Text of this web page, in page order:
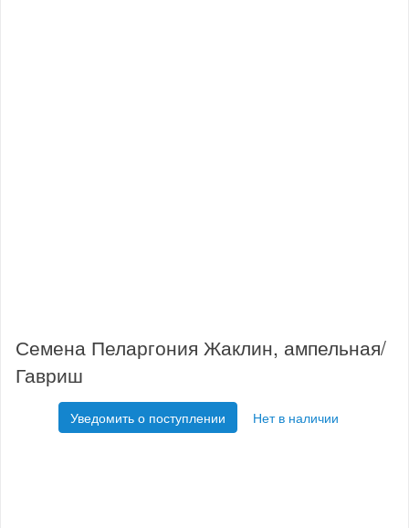
Семена Пеларгония Жаклин, ампельная/
Гавриш
Уведомить о поступлении Нет в наличии